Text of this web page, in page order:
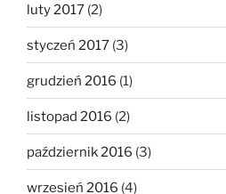
luty 2017 (2)
styczeń 2017 (3)
grudzień 2016 (1)
listopad 2016 (2)
październik 2016 (3)
wrzesień 2016 (4)